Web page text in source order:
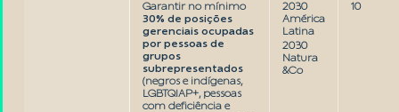
Garantir no mínimo
30% de posições
gerenciais ocupadas
por pessoas de
grupos
subrepresentados
(negros e indígenas,
LGBTQIAP+, pessoas
com deficiência e
2030
América
Latina
2030
Natura
&Co
10